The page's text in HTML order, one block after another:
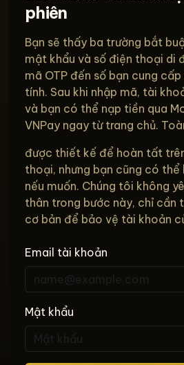
phiên
Bạn sẽ thấy ba trường bắt
mật khẩu và số điện thoại di
mã OTP đến số bạn cung
tính. Sau khi nhập mã, tài
và bạn có thể nạp tiền qua
VNPay ngay từ trang chủ.
được thiết kế để hoàn tất
thoại, nhưng bạn cũng có
nếu muốn. Chúng tôi không
thân trong bước này, chỉ cần
cơ bản để bảo vệ tài khoản
Email tài khoản
Mật khẩu